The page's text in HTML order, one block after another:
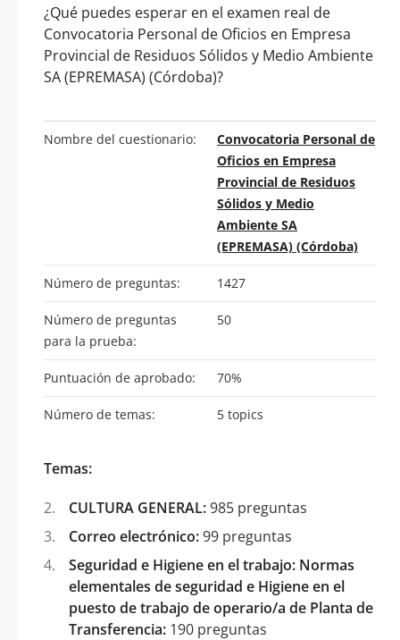
¿Qué puedes esperar en el examen real de
Convocatoria Personal de Oficios en Empresa
Provincial de Residuos Sólidos y Medio Ambiente
SA (EPREMASA) (Córdoba)?
Nombre del cuestionario:
Convocatoria Personal de
Oficios en Empresa
Provincial de Residuos
Sólidos y Medio
Ambiente SA
(EPREMASA) (Córdoba)
Número de preguntas: 1427
Número de preguntas
para la prueba:
50
Puntuación de aprobado: 70%
Número de temas: 5 topics
Temas:
CULTURA GENERAL:985 preguntas
Correo electrónico:99 preguntas
Seguridad e Higiene en el trabajo: Normas
elementales de seguridad e Higiene en el
puesto de trabajo de operario/a de Planta de
Transferencia: 190 preguntas